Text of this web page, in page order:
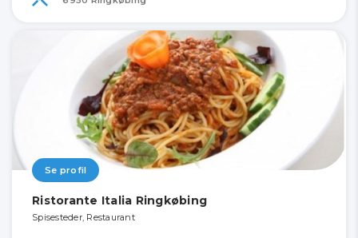
Se profil
Ristorante Italia Ringkøbing
Spisesteder, Restaurant